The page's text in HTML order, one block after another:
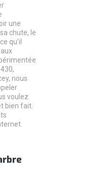
une
chute, le
qu’il
nous
voulez
bien fait.